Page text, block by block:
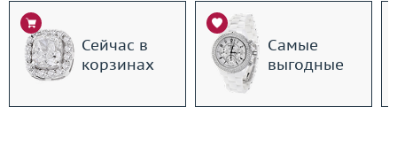
Сейчас в
корзинах
Самые
выгодные